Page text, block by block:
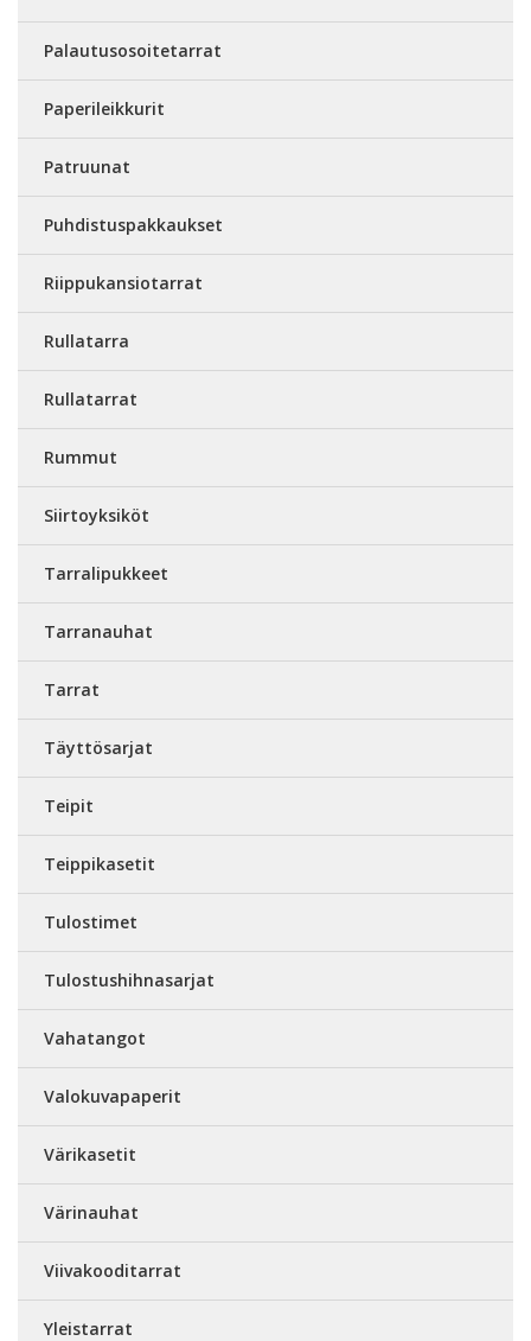
Palautusosoitetarrat
Paperileikkurit
Patruunat
Puhdistuspakkaukset
Riippukansiotarrat
Rullatarra
Rullatarrat
Rummut
Siirtoyksiköt
Tarralipukkeet
Tarranauhat
Tarrat
Täyttösarjat
Teipit
Teippikasetit
Tulostimet
Tulostushihnasarjat
Vahatangot
Valokuvapaperit
Värikasetit
Värinauhat
Viivakooditarrat
Yleistarrat